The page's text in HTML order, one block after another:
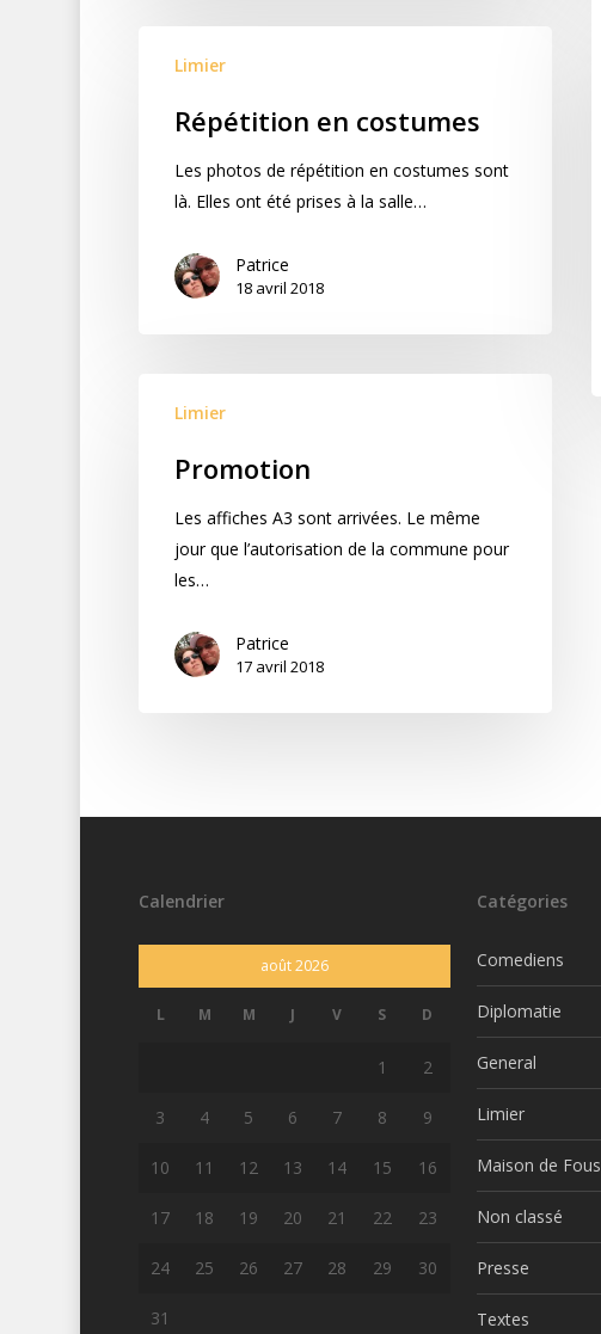
Limier
Répétition en costumes
Les photos de répétition en costumes sont
là. Elles ont été prises à la salle…
Patrice
18 avril 2018
Limier
Promotion
Les affiches A3 sont arrivées. Le même
jour que l’autorisation de la commune pour
les…
Patrice
17 avril 2018
Calendrier
août 2026
L M M J V S D
1 2
3 4 5 6 7 8 9
10 11 12 13 14 15 16
17 18 19 20 21 22 23
24 25 26 27 28 29 30
31
Catégories
Comediens
Diplomatie
General
Limier
Maison de Fous
Non classé
Presse
Textes